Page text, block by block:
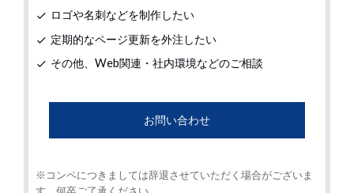
check ロゴや名刺などを制作したい
check 定期的なページ更新を外注したい
check その他、Web関連・社内環境などのご相談
お問い合わせ
※コンペにつきましては辞退させていただく場合がございま